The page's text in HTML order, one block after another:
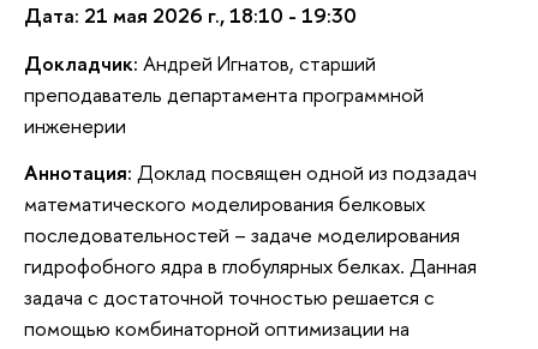
Дата: 21 мая 2026 г., 18:10 - 19:30
Докладчик: Андрей Игнатов, старший
преподаватель департамента программной
инженерии
Аннотация: Доклад посвящен одной из подзадач
математического моделирования белковых
последовательностей – задаче моделирования
гидрофобного ядра в глобулярных белках. Данная
задача с достаточной точностью решается с
помощью комбинаторной оптимизации на